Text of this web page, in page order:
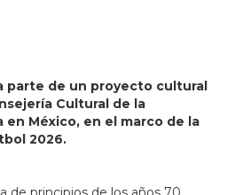
parte de un proyecto cultural
Cultural de la
en México, en el marco de la
2026.